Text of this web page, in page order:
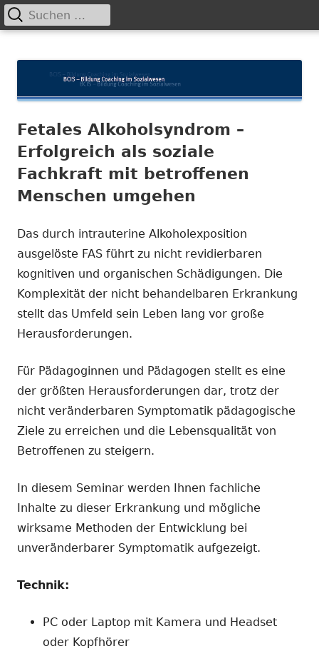
zum
Primäres
Suchen
nach:
Fetales Alkoholsyndrom –
Erfolgreich als soziale
Fachkraft mit betroffenen
Menschen umgehen
Das durch intrauterine Alkoholexposition
ausgelöste FAS führt zu nicht revidierbaren
kognitiven und organischen Schädigungen. Die
Komplexität der nicht behandelbaren Erkrankung
stellt das Umfeld sein Leben lang vor große
Herausforderungen.
Für Pädagoginnen und Pädagogen stellt es eine
der größten Herausforderungen dar, trotz der
nicht veränderbaren Symptomatik pädagogische
Ziele zu erreichen und die Lebensqualität von
Betroffenen zu steigern.
In diesem Seminar werden Ihnen fachliche
Inhalte zu dieser Erkrankung und mögliche
wirksame Methoden der Entwicklung bei
unveränderbarer Symptomatik aufgezeigt.
Technik:
PC oder Laptop mit Kamera und Headset
oder Kopfhörer